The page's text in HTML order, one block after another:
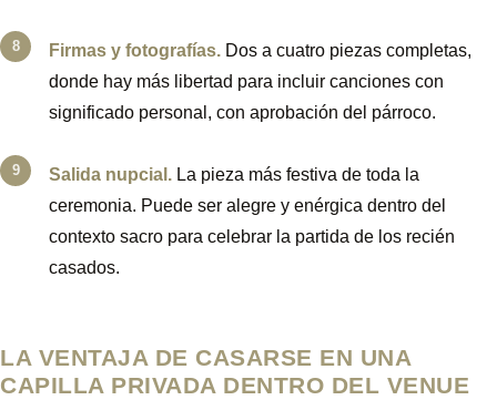
Firmas y fotografías. Dos a cuatro piezas completas,
donde hay más libertad para incluir canciones con
significado personal, con aprobación del párroco.
Salida nupcial. La pieza más festiva de toda la
ceremonia. Puede ser alegre y enérgica dentro del
contexto sacro para celebrar la partida de los recién
casados.
LA VENTAJA DE CASARSE EN UNA
CAPILLA PRIVADA DENTRO DEL VENUE